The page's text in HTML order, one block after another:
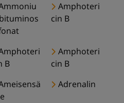
Amphoteri
cin B
B
Amphoteri
cin B
Adrenalin